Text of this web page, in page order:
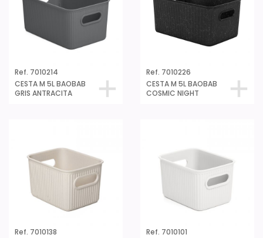
Ref. 7010214
CESTA M 5L BAOBAB
GRIS ANTRACITA
Ref. 7010226
CESTA M 5L BAOBAB
COSMIC NIGHT
Ref. 7010138 Ref. 7010101